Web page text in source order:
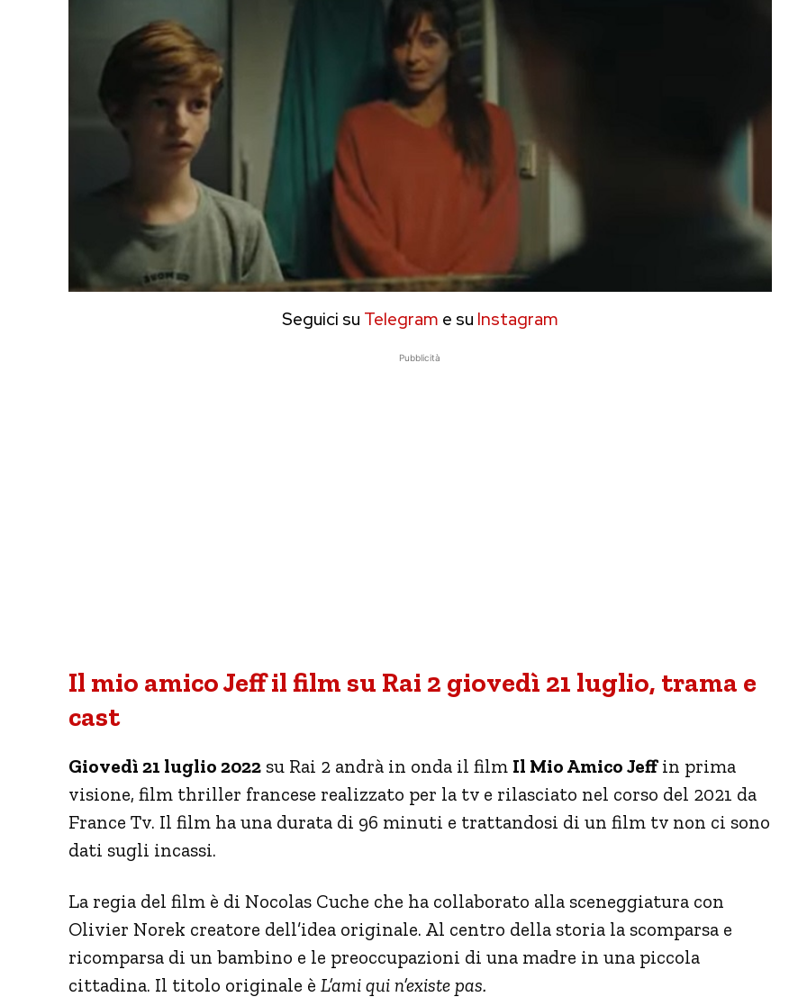
Seguici su Telegram e su Instagram
Pubblicità
Il mio amico Jeff il film su Rai 2 giovedì 21 luglio, trama e
cast
Giovedì 21 luglio 2022 su Rai 2 andrà in onda il film Il Mio Amico Jeffin prima
visione, film thriller francese realizzato per la tv e rilasciato nel corso del 2021 da
France Tv. Il film ha una durata di 96 minuti e trattandosi di un film tv non ci sono
dati sugli incassi.
La regia del film è di Nocolas Cuche che ha collaborato alla sceneggiatura con
Olivier Norek creatore dell’idea originale. Al centro della storia la scomparsa e
ricomparsa di un bambino e le preoccupazioni di una madre in una piccola
cittadina. Il titolo originale è L’ami qui n’existe pas.